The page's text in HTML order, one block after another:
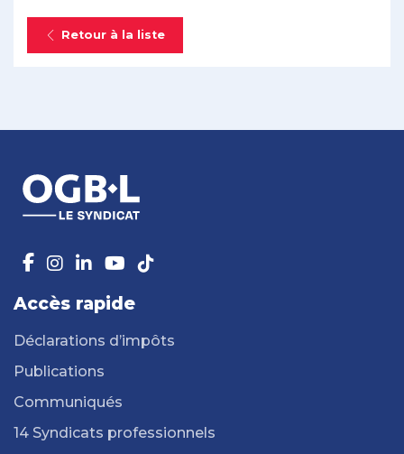
Retour à la liste
Accès rapide
Déclarations d’impôts
Publications
Communiqués
14 Syndicats professionnels